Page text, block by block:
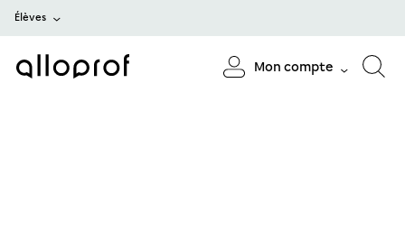
Élèves
Mon compte